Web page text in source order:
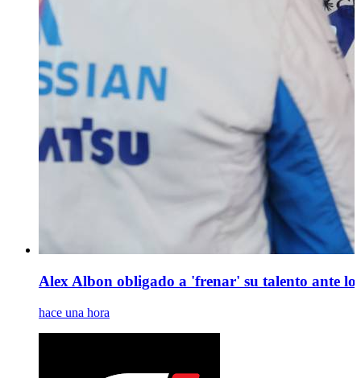
Alex Albon obligado a 'frenar' su talento ante
hace una hora